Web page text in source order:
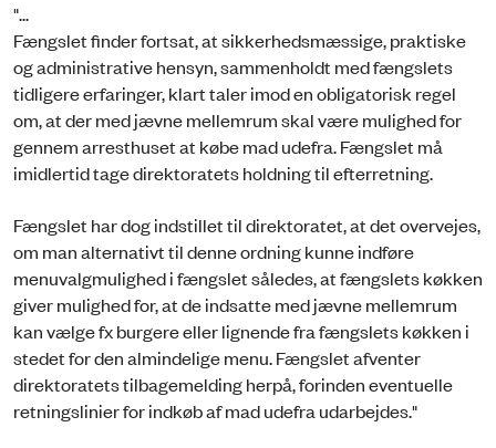
"...
Fængslet finder fortsat, at sikkerhedsmæssige, praktiske
og administrative hensyn, sammenholdt med fængslets
tidligere erfaringer, klart taler imod en obligatorisk regel
om, at der med jævne mellemrum skal være mulighed for
gennem arresthuset at købe mad udefra. Fængslet må
imidlertid tage direktoratets holdning til efterretning.
Fængslet har dog indstillet til direktoratet, at det overvejes,
om man alternativt til denne ordning kunne indføre
menuvalgmulighed i fængslet således, at fængslets køkken
giver mulighed for, at de indsatte med jævne mellemrum
kan vælge fx burgere eller lignende fra fængslets køkken i
stedet for den almindelige menu. Fængslet afventer
direktoratets tilbagemelding herpå, forinden eventuelle
retningslinier for indkøb af mad udefra udarbejdes."